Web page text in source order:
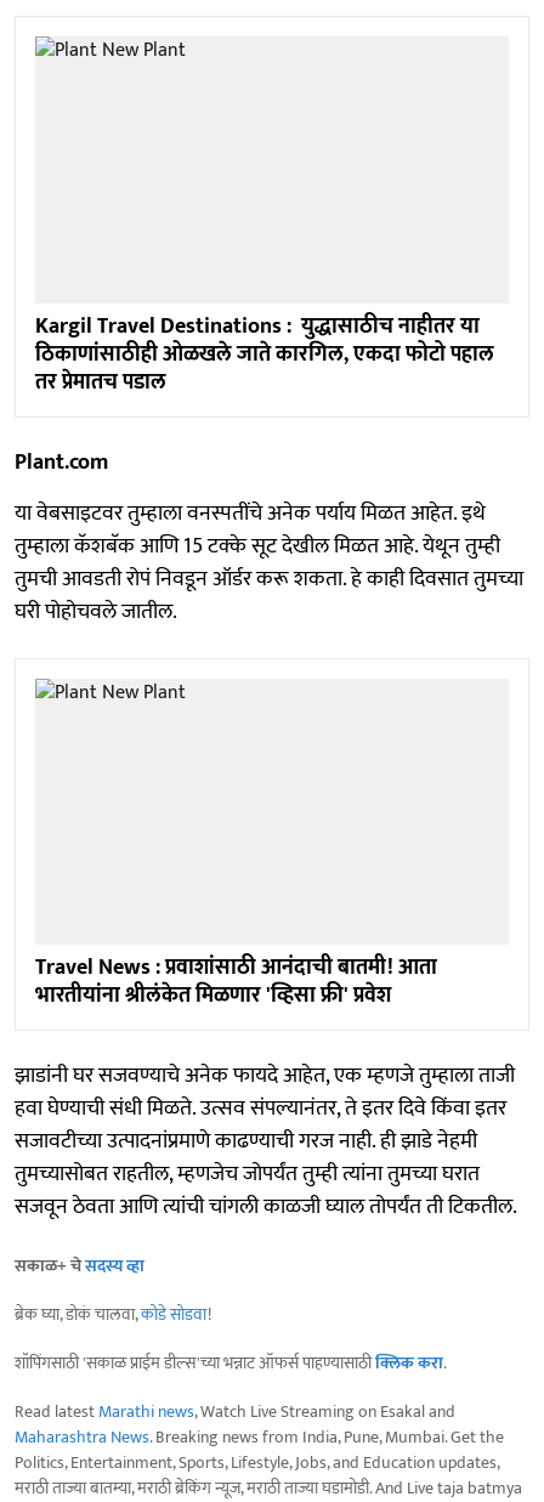
Kargil Travel Destinations : युद्धासाठीच नाहीतर या
ठिकाणांसाठीही ओळखले जाते कारगिल, एकदा फोटो पहाल
तर प्रेमातच पडाल
Plant.com
या वेबसाइटवर तुम्हाला वनस्पतींचे अनेक पर्याय मिळत आहेत. इथे
तुम्हाला कॅशबॅक आणि 15 टक्के सूट देखील मिळत आहे. येथून तुम्ही
तुमची आवडती रोपं निवडून ऑर्डर करू शकता. हे काही दिवसात तुमच्या
घरी पोहोचवले जातील.
Travel News : प्रवाशांसाठी आनंदाची बातमी! आता
भारतीयांना श्रीलंकेत मिळणार 'व्हिसा फ्री' प्रवेश
झाडांनी घर सजवण्याचे अनेक फायदे आहेत, एक म्हणजे तुम्हाला ताजी
हवा घेण्याची संधी मिळते. उत्सव संपल्यानंतर, ते इतर दिवे किंवा इतर
सजावटीच्या उत्पादनांप्रमाणे काढण्याची गरज नाही. ही झाडे नेहमी
तुमच्यासोबत राहतील, म्हणजेच जोपर्यंत तुम्ही त्यांना तुमच्या घरात
सजवून ठेवता आणि त्यांची चांगली काळजी घ्याल तोपर्यंत ती टिकतील.
सकाळ+ चेसदस्य व्हा
ब्रेक घ्या, डोकं चालवा,कोडे सोडवा!
शॉपिंगसाठी 'सकाळ प्राईम डील्स'च्या भन्नाट ऑफर्स पाहण्यासाठीक्लिक करा.
Read latestMarathi news, Watch Live Streaming on Esakal and
Maharashtra News. Breaking news from India, Pune, Mumbai. Get the
Politics, Entertainment, Sports, Lifestyle, Jobs, and Education updates,
मराठी ताज्या बातम्या, मराठी ब्रेकिंग न्यूज, मराठी ताज्या घडामोडी. And Live taja batmya